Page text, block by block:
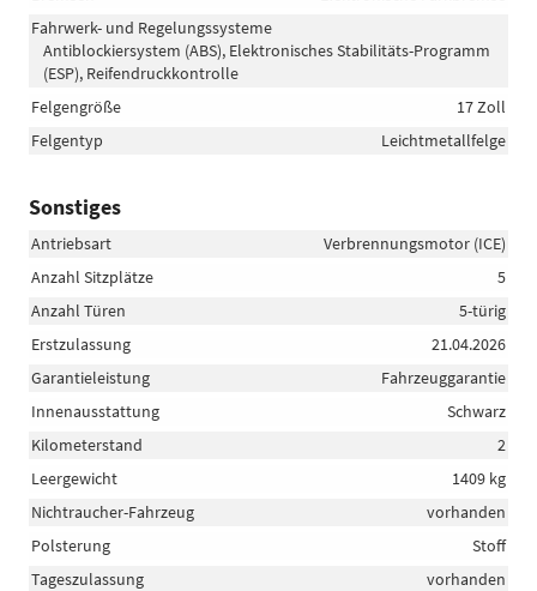
Fahrwerk- und Regelungssysteme
Antiblockiersystem (ABS), Elektronisches Stabilitäts-Programm
(ESP), Reifendruckkontrolle
Felgengröße
17 Zoll
Felgentyp
Leichtmetallfelge
Sonstiges
Antriebsart
Verbrennungsmotor (ICE)
Anzahl Sitzplätze
5
Anzahl Türen
5-türig
Erstzulassung
21.04.2026
Garantieleistung
Fahrzeuggarantie
Innenausstattung
Schwarz
Kilometerstand
2
Leergewicht
1409 kg
Nichtraucher-Fahrzeug
vorhanden
Polsterung
Stoff
Tageszulassung
vorhanden